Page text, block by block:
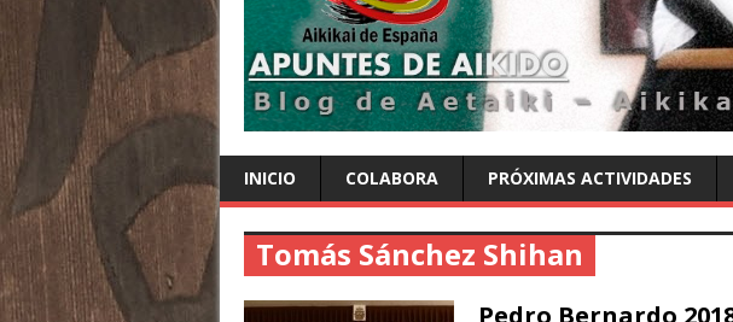
INICIO COLABORA PRÓXIMAS ACTIVIDADES
Tomás Sánchez Shihan
Pedro Bernardo